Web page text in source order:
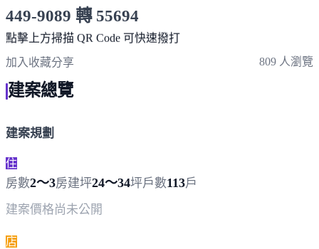
449-9089 轉 55694
服務時間 10:00～19:00
加入收藏分享 809 人瀏覽
建案總覽
建案規劃
住
房數2～3房建坪24～34坪戶數113戶
建案價格尚未公開
店